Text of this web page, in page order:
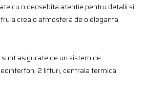
cu o deosebita atentie pentru detalii si
a crea o atmosfera de o eleganta
asigurate de un sistem de
2 lifturi, centrala termica